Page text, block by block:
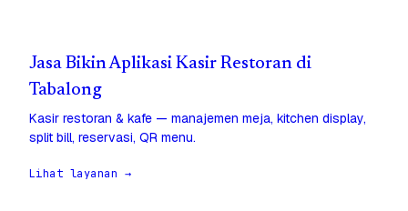
Jasa Bikin Aplikasi Kasir Restoran di
Tabalong
Kasir restoran & kafe — manajemen meja, kitchen display,
split bill, reservasi, QR menu.
Lihat layanan →